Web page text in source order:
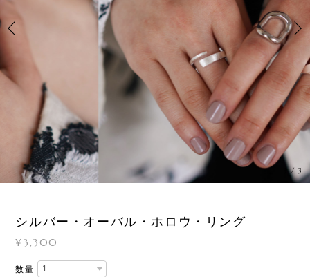
3/3
シルバー・オーバル・ホロウ・リング
¥3,300
数量